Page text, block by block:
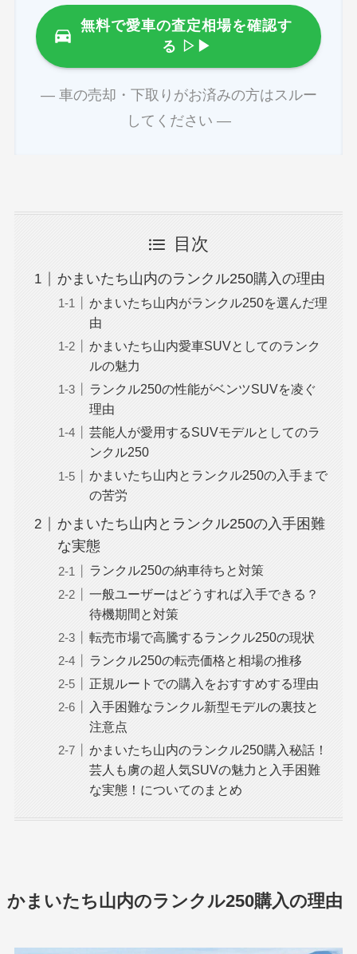
無料で愛車の査定相場を確認す
る ▷▶
― 車の売却・下取りがお済みの方はスルー
してください ―
目次
かまいたち山内のランクル250購入の理由
かまいたち山内がランクル250を選んだ理
由
かまいたち山内愛車SUVとしてのランク
ルの魅力
ランクル250の性能がベンツSUVを凌ぐ
理由
芸能人が愛用するSUVモデルとしてのラ
ンクル250
かまいたち山内とランクル250の入手まで
の苦労
かまいたち山内とランクル250の入手困難
な実態
ランクル250の納車待ちと対策
一般ユーザーはどうすれば入手できる？
待機期間と対策
転売市場で高騰するランクル250の現状
ランクル250の転売価格と相場の推移
正規ルートでの購入をおすすめする理由
入手困難なランクル新型モデルの裏技と
注意点
かまいたち山内のランクル250購入秘話！
芸人も虜の超人気SUVの魅力と入手困難
な実態！についてのまとめ
かまいたち山内のランクル250購入の理由